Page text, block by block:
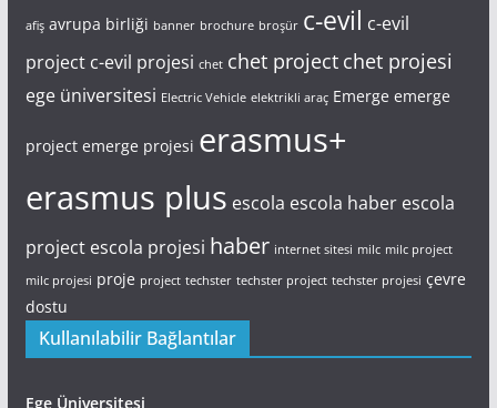
afiş avrupa birliği banner brochure broşür c-evil c-evil
project c-evil projesi chet chet project chet projesi
ege üniversitesi Electric Vehicle elektrikli araç Emerge emerge
project emerge projesi erasmus+
erasmus plus escola escola haber escola
project escola projesi haber internet sitesi milc milc project
milc projesi proje project techster techster project techster projesi çevre
dostu
Kullanılabilir Bağlantılar
Ege Üniversitesi